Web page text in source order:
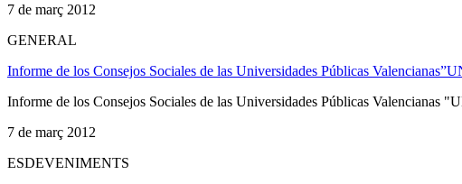
7 de març 2012
GENERAL
Informe de los Consejos Sociales de las Universidades Públicas
Informe de los Consejos Sociales de las Universidades Públicas
7 de març 2012
ESDEVENIMENTS